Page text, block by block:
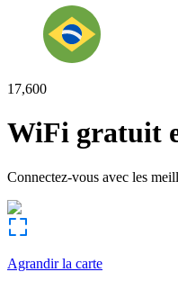
17,600
WiFi gratuit
Connectez-vous avec les
Agrandir la carte